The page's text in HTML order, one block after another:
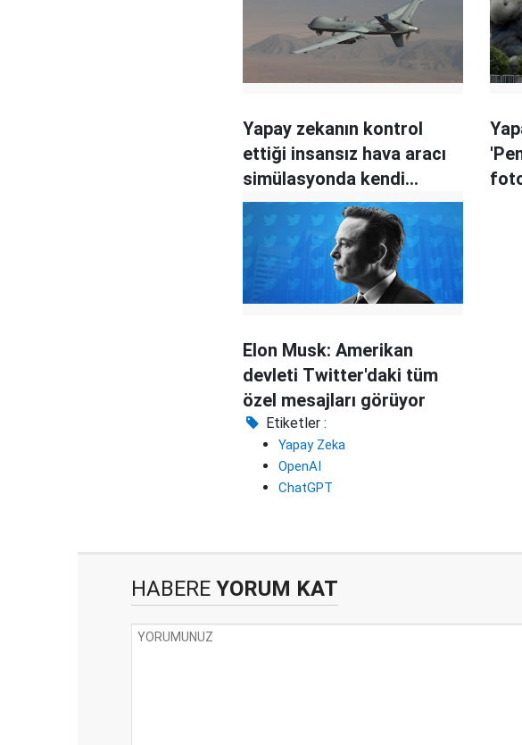
Yapay zekanın kontrol
ettiği insansız hava aracı
simülasyonda kendi
operatörünü öldürdü
Elon Musk: Amerikan
devleti Twitter'daki tüm
özel mesajları görüyor
Etiketler :
Yapay Zeka
OpenAI
ChatGPT
HABERE YORUM KAT